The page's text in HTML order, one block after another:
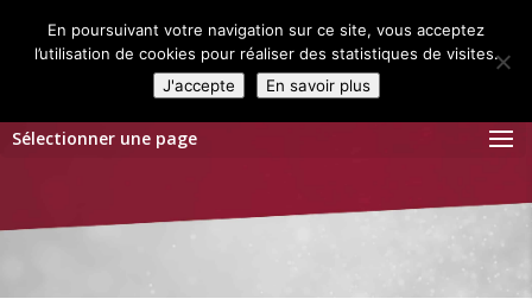
Sélectionner une page
En poursuivant votre navigation sur ce site, vous acceptez
l’utilisation de cookies pour réaliser des statistiques de visites.
J'accepte
En savoir plus